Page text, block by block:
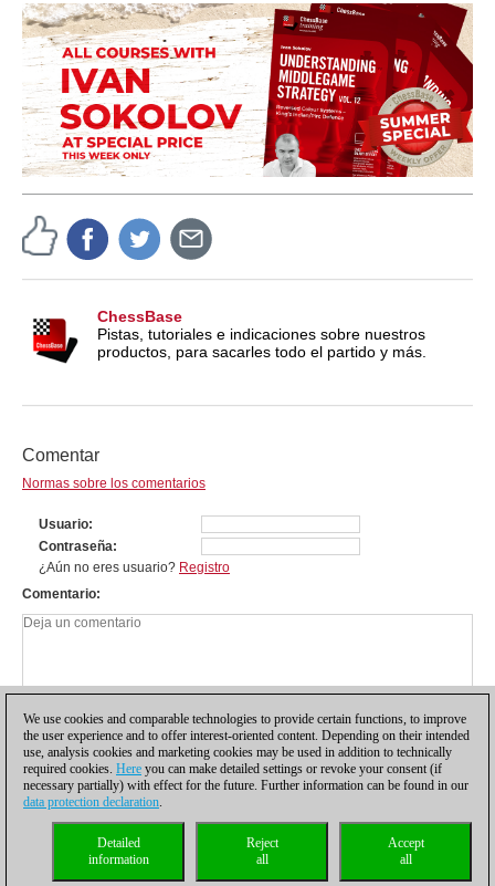
ChessBase
Pistas, tutoriales e indicaciones sobre nuestros
productos, para sacarles todo el partido y más.
Comentar
Normas sobre los comentarios
Usuario
Contraseña
¿Aún no eres usuario? Registro
Comentario
Política de privacidad |Para contactar Cookies Management
Licencias
Compliance Hotline
We use cookies and comparable technologies to provide certain functions, to improve
the user experience and to offer interest-oriented content. Depending on their intended
use, analysis cookies and marketing cookies may be used in addition to technically
required cookies. Here you can make detailed settings or revoke your consent (if
necessary partially) with effect for the future. Further information can be found in our
data protection declaration.
Accept
all
Reject
all
Detailed
information